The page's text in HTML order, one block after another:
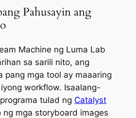
Pahusayin ang
Machine ng Luma Lab
sa sarili nito, ang
pang mga tool ay maaaring
workflow. Isaalang-
tulad ng Catalyst
ng mga storyboard images